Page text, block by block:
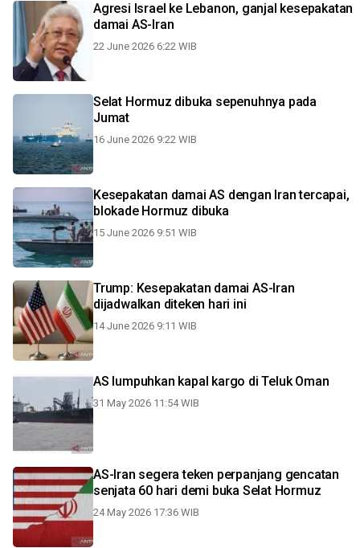
Agresi Israel ke Lebanon, ganjal kesepakatan
damai AS-Iran
22 June 2026 6:22 WIB
Selat Hormuz dibuka sepenuhnya pada
Jumat
16 June 2026 9:22 WIB
Kesepakatan damai AS dengan Iran tercapai,
blokade Hormuz dibuka
15 June 2026 9:51 WIB
Trump: Kesepakatan damai AS-Iran
dijadwalkan diteken hari ini
14 June 2026 9:11 WIB
AS lumpuhkan kapal kargo di Teluk Oman
31 May 2026 11:54 WIB
AS-Iran segera teken perpanjang gencatan
senjata 60 hari demi buka Selat Hormuz
24 May 2026 17:36 WIB